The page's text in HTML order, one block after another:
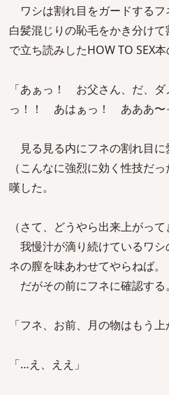
ワシは割れ目をガードするフ
白髪混じりの恥毛をかき分け
で立ち読みしたHOW TO SEX本
「あぁっ！ お父さん、だ、
っ！！ あはぁっ！ あああ〜
見る見る内にフネの割れ目に
（こんなに強烈に効く性技だ
嘆した。
（さて、どうやら出来上がって
我慢汁が滴り続けているワシ
ネの膣を味あわせてやらねば。
だがその前にフネに確認する。
「フネ、お前、月の物はもう上
「…え、ええ」